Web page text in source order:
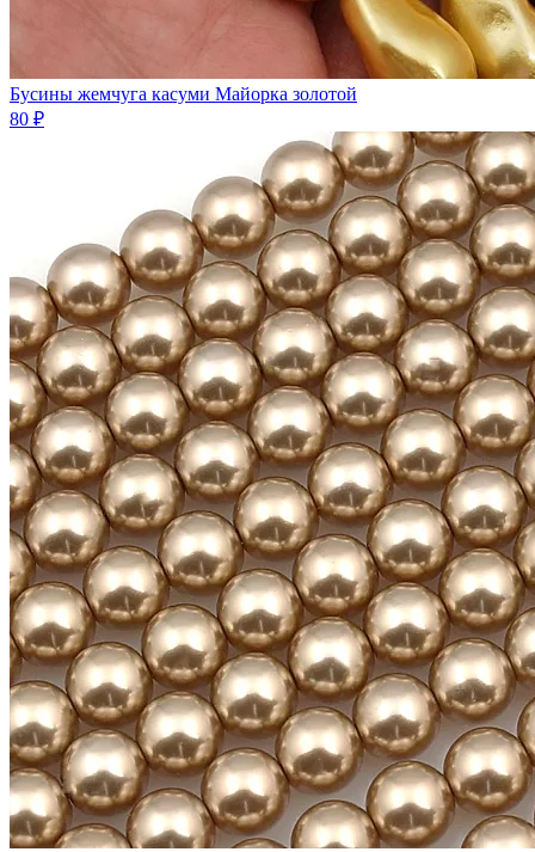
Бусины жемчуга касуми Майорка золотой
80 ₽